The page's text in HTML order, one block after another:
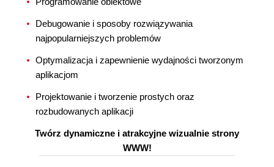
Debugowanie i sposoby rozwiązywania
najpopularniejszych problemów
Optymalizacja i zapewnienie wydajności tworzonym
aplikacjom
Projektowanie i tworzenie prostych oraz
rozbudowanych aplikacji
Twórz dynamiczne i atrakcyjne wizualnie strony
WWW!